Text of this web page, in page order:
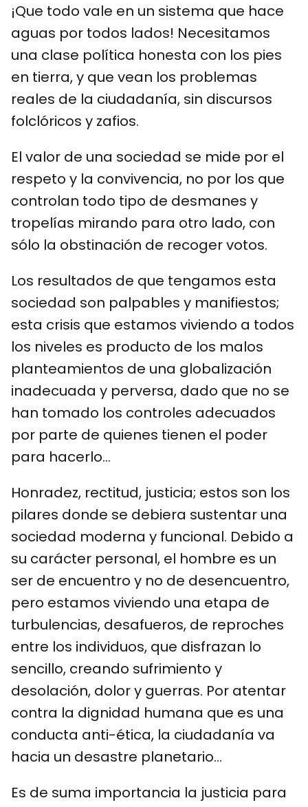
¡Que todo vale en un sistema que hace
aguas por todos lados! Necesitamos
una clase política honesta con los pies
en tierra, y que vean los problemas
reales de la ciudadanía, sin discursos
folclóricos y zafios.
El valor de una sociedad se mide por el
respeto y la convivencia, no por los que
controlan todo tipo de desmanes y
tropelías mirando para otro lado, con
sólo la obstinación de recoger votos.
Los resultados de que tengamos esta
sociedad son palpables y manifiestos;
esta crisis que estamos viviendo a todos
los niveles es producto de los malos
planteamientos de una globalización
inadecuada y perversa, dado que no se
han tomado los controles adecuados
por parte de quienes tienen el poder
para hacerlo…
Honradez, rectitud, justicia; estos son los
pilares donde se debiera sustentar una
sociedad moderna y funcional. Debido a
su carácter personal, el hombre es un
ser de encuentro y no de desencuentro,
pero estamos viviendo una etapa de
turbulencias, desafueros, de reproches
entre los individuos, que disfrazan lo
sencillo, creando sufrimiento y
desolación, dolor y guerras. Por atentar
contra la dignidad humana que es una
conducta anti-ética, la ciudadanía va
hacia un desastre planetario…
Es de suma importancia la justicia para